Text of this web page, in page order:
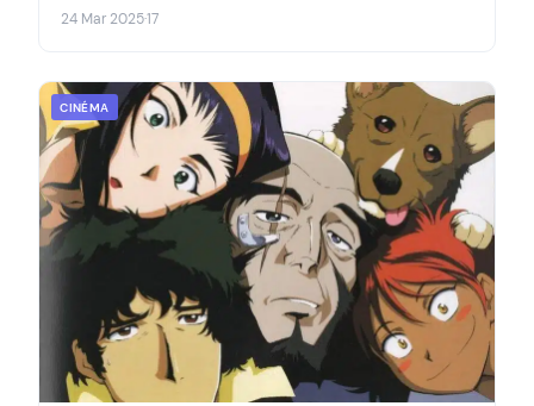
24 Mar 2025·17
CINÉMA